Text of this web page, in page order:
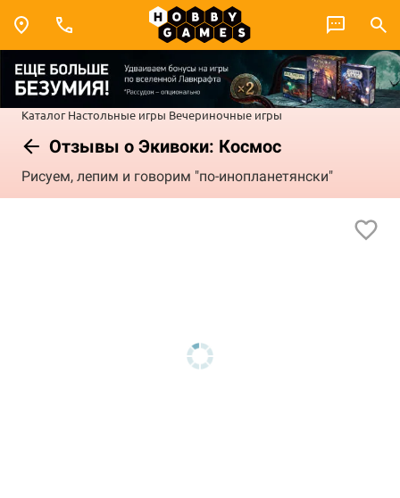
Каталог Настольные игры Вечериночные игры
Отзывы о Экивоки: Космос
Рисуем, лепим и говорим "по-инопланетянски"